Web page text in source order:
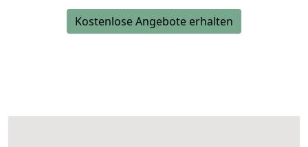
Kostenlose Angebote erhalten